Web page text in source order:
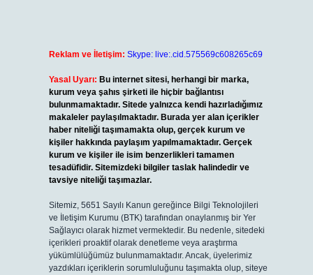
Reklam ve İletişim: Skype: live:.cid.575569c608265c69
Yasal Uyarı: Bu internet sitesi, herhangi bir marka,
kurum veya şahıs şirketi ile hiçbir bağlantısı
bulunmamaktadır. Sitede yalnızca kendi hazırladığımız
makaleler paylaşılmaktadır. Burada yer alan içerikler
haber niteliği taşımamakta olup, gerçek kurum ve
kişiler hakkında paylaşım yapılmamaktadır. Gerçek
kurum ve kişiler ile isim benzerlikleri tamamen
tesadüfidir. Sitemizdeki bilgiler taslak halindedir ve
tavsiye niteliği taşımazlar.
Sitemiz, 5651 Sayılı Kanun gereğince Bilgi Teknolojileri
ve İletişim Kurumu (BTK) tarafından onaylanmış bir Yer
Sağlayıcı olarak hizmet vermektedir. Bu nedenle, sitedeki
içerikleri proaktif olarak denetleme veya araştırma
yükümlülüğümüz bulunmamaktadır. Ancak, üyelerimiz
yazdıkları içeriklerin sorumluluğunu taşımakta olup, siteye